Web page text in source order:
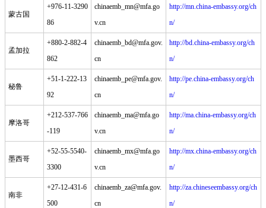
蒙古国
+976-11-3290
86
chinaemb_mn@mfa.go
v.cn
http://mn.china-embassy.org/ch
n/
孟加拉
+880-2-882-4
862
chinaemb_bd@mfa.gov.
cn
http://bd.china-embassy.org/ch
n/
秘鲁
+51-1-222-13
92
chinaemb_pe@mfa.gov.
cn
http://pe.china-embassy.org/ch
n/
摩洛哥
+212-537-766
-119
chinaemb_ma@mfa.go
v.cn
http://ma.china-embassy.org/ch
n/
墨西哥
+52-55-5540-
3300
chinaemb_mx@mfa.go
v.cn
http://mx.china-embassy.org/ch
n/
南非
+27-12-431-6
500
chinaemb_za@mfa.gov.
cn
http://za.chineseembassy.org/ch
n/